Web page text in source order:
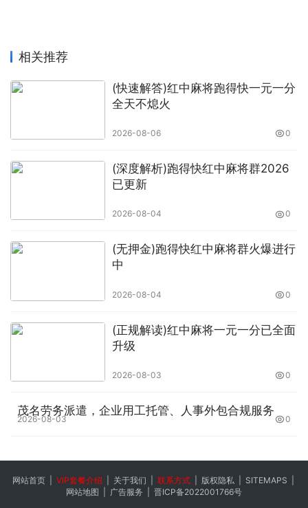
相关推荐
(快速解答)红中麻将跑得快一元一分
全天不熄火
2026-08-06 0
(深度解析)跑得快红中麻将群2026
已更新
2026-08-04 0
(无押金)跑得快红中麻将群火爆进行
中
2026-08-04 0
(正规解读)红中麻将一元一分已全面
升级
2026-08-03 0
茂名劳务派遣，企业用工托管、人事外包合规服务
2026-08-03 0
网站首页| VIP套餐介绍 关于我们 联系方式| 版权隐私| SITEMAPS
网站地图
广告服务 晋ICP备2022001766号